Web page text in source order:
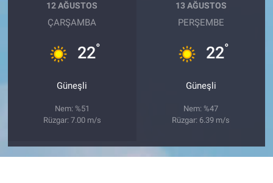
12 AĞUSTOS
ÇARŞAMBA
22°
Güneşli
Nem: %51
Rüzgar: 7.00 m/s
13 AĞUSTOS
PERŞEMBE
22°
Güneşli
Nem: %47
Rüzgar: 6.39 m/s